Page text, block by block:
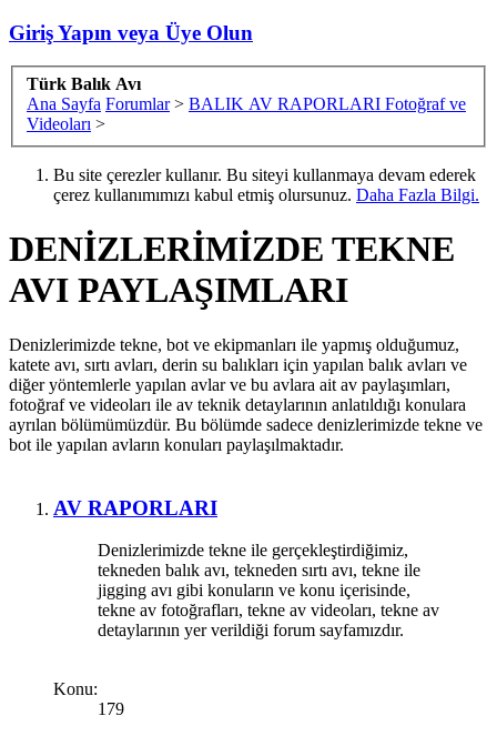
Giriş Yapın veya Üye Olun
Türk Balık Avı
Ana Sayfa Forumlar > BALIK AV RAPORLARI Fotoğraf ve
Videoları >
Bu site çerezler kullanır. Bu siteyi kullanmaya devam ederek
çerez kullanımımızı kabul etmiş olursunuz. Daha Fazla Bilgi.
DENİZLERİMİZDE TEKNE
AVI PAYLAŞIMLARI
Denizlerimizde tekne, bot ve ekipmanları ile yapmış olduğumuz,
katete avı, sırtı avları, derin su balıkları için yapılan balık avları ve
diğer yöntemlerle yapılan avlar ve bu avlara ait av paylaşımları,
fotoğraf ve videoları ile av teknik detaylarının anlatıldığı konulara
ayrılan bölümümüzdür. Bu bölümde sadece denizlerimizde tekne ve
bot ile yapılan avların konuları paylaşılmaktadır.
AV RAPORLARI
Denizlerimizde tekne ile gerçekleştirdiğimiz,
tekneden balık avı, tekneden sırtı avı, tekne ile
jigging avı gibi konuların ve konu içerisinde,
tekne av fotoğrafları, tekne av videoları, tekne av
detaylarının yer verildiği forum sayfamızdır.
Konu:
179